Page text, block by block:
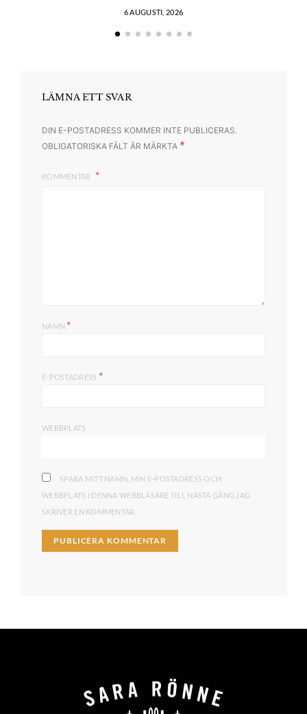
6 AUGUSTI, 2026
LÄMNA ETT SVAR
DIN E-POSTADRESS KOMMER INTE PUBLICERAS.
OBLIGATORISKA FÄLT ÄR MÄRKTA *
KOMMENTAR
NAMN *
E-POSTADRESS *
WEBBPLATS
SPARA MITT NAMN, MIN E-POSTADRESS OCH
WEBBPLATS I DENNA WEBBLÄSARE TILL NÄSTA GÅNG JAG
SKRIVER EN KOMMENTAR.